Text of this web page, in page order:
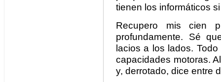
tienen los informáticos
Recupero mis cien
profundamente. Sé
lacios a los lados.
capacidades motoras.
y, derrotado, dice entre